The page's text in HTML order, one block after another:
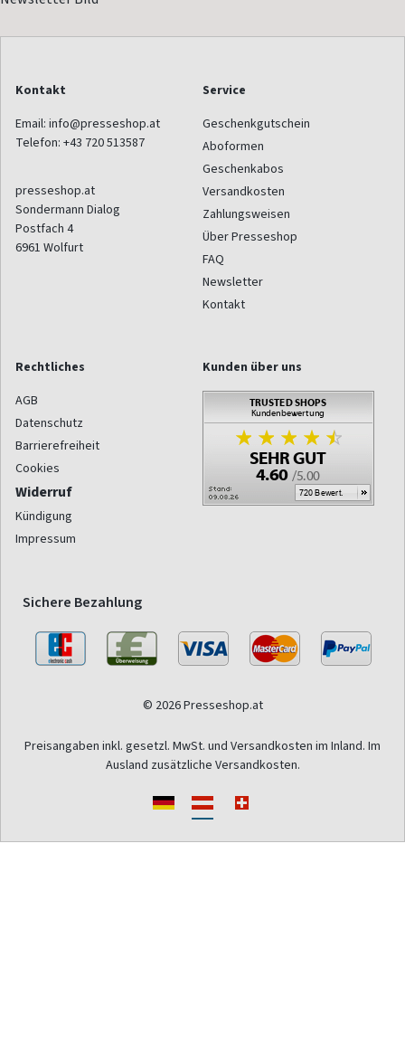
Kontakt
Email: info@presseshop.at
Telefon: +43 720 513587
presseshop.at
Sondermann Dialog
Postfach 4
6961 Wolfurt
Service
Geschenkgutschein
Aboformen
Geschenkabos
Versandkosten
Zahlungsweisen
Über Presseshop
FAQ
Newsletter
Kontakt
Rechtliches
AGB
Datenschutz
Barrierefreiheit
Cookies
Widerruf
Kündigung
Impressum
Kunden über uns
Sichere Bezahlung
© 2026 Presseshop.at
Preisangaben inkl. gesetzl. MwSt. und Versandkosten im Inland. Im
Ausland zusätzliche Versandkosten.